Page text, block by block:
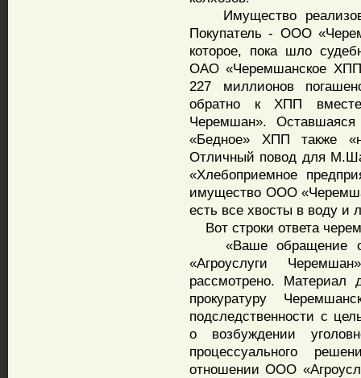
Имущество
Покупатель - ООО
которое, пока шло
ОАО «Черемшанское
227 миллионов
обратно к ХПП
Черемшан». Оставшаяся
«Бедное» ХПП также
Отличный повод для
«Хлебоприемное
имущество ООО
есть все хвосты в воду и
Вот строки ответа
«Ваше обращение о
«Агроуслуги
рассмотрено. Материал
прокуратуру
подследственности с
о возбуждении
процессуального
отношении ООО